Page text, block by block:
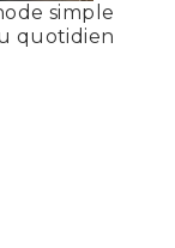
simple
quotidien